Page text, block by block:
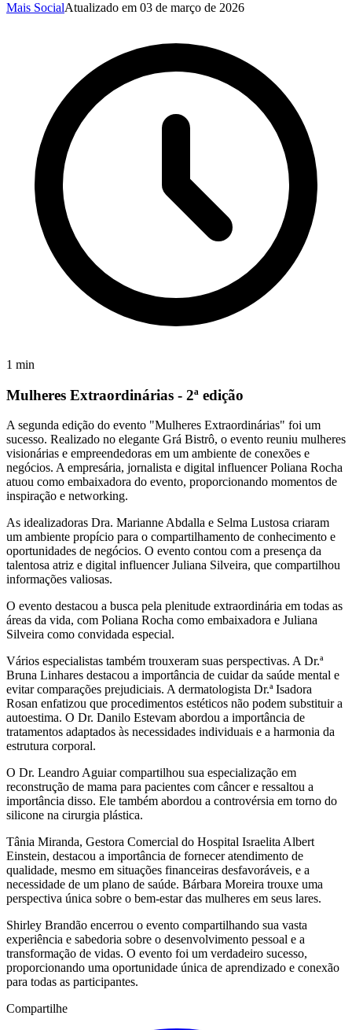
Mais SocialAtualizado em 03 de março de 2026
1 min
Mulheres Extraordinárias - 2ª edição
A segunda edição do evento "Mulheres Extraordinárias" foi um
sucesso. Realizado no elegante Grá Bistrô, o evento reuniu mulheres
visionárias e empreendedoras em um ambiente de conexões e
negócios. A empresária, jornalista e digital influencer Poliana Rocha
atuou como embaixadora do evento, proporcionando momentos de
inspiração e networking.
As idealizadoras Dra. Marianne Abdalla e Selma Lustosa criaram
um ambiente propício para o compartilhamento de conhecimento e
oportunidades de negócios. O evento contou com a presença da
talentosa atriz e digital influencer Juliana Silveira, que compartilhou
informações valiosas.
O evento destacou a busca pela plenitude extraordinária em todas as
áreas da vida, com Poliana Rocha como embaixadora e Juliana
Silveira como convidada especial.
Vários especialistas também trouxeram suas perspectivas. A Dr.ª
Bruna Linhares destacou a importância de cuidar da saúde mental e
evitar comparações prejudiciais. A dermatologista Dr.ª Isadora
Rosan enfatizou que procedimentos estéticos não podem substituir a
autoestima. O Dr. Danilo Estevam abordou a importância de
tratamentos adaptados às necessidades individuais e a harmonia da
estrutura corporal.
O Dr. Leandro Aguiar compartilhou sua especialização em
reconstrução de mama para pacientes com câncer e ressaltou a
importância disso. Ele também abordou a controvérsia em torno do
silicone na cirurgia plástica.
Tânia Miranda, Gestora Comercial do Hospital Israelita Albert
Einstein, destacou a importância de fornecer atendimento de
qualidade, mesmo em situações financeiras desfavoráveis, e a
necessidade de um plano de saúde. Bárbara Moreira trouxe uma
perspectiva única sobre o bem-estar das mulheres em seus lares.
Shirley Brandão encerrou o evento compartilhando sua vasta
experiência e sabedoria sobre o desenvolvimento pessoal e a
transformação de vidas. O evento foi um verdadeiro sucesso,
proporcionando uma oportunidade única de aprendizado e conexão
para todas as participantes.
Compartilhe